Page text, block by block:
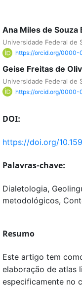
Ana Miles de Souza
Universidade Federal de
https://orcid.org/
Geise Freitas de
Universidade Federal de
https://orcid.org/
DOI:
https://doi.org/
Palavras-chave:
Dialetologia,
metodológicos,
Resumo
Este artigo tem
elaboração de atlas
especificamente no